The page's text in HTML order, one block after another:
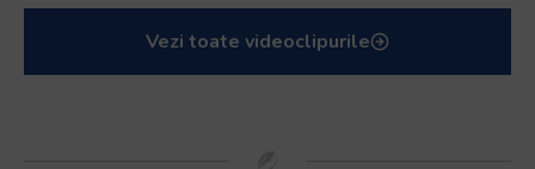
Vezi toate videoclipurile